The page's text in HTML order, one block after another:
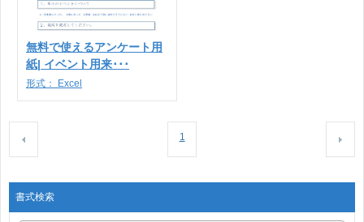
無料で使えるアンケート用
紙| イベント用来･･･
形式： Excel
1
書式検索